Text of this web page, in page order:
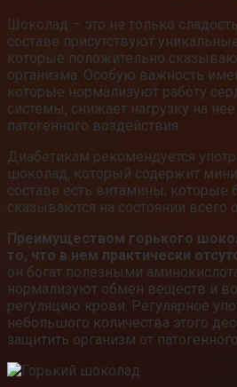
Шоколад – это не только
составе присутствуют
которые положительно
организма. Особую важность
которые нормализуют работу
системы, снижает нагрузку на
патогенного воздействия.
Диабетикам рекомендуется
шоколад, который содержит
составе есть витамины, которые
сказываются на состоянии всего
Преимуществом горького
то, что в нем практически
он богат полезными
нормализуют обмен веществ и
регуляцию крови. Регулярное
небольшого количества этого
защитить организм от